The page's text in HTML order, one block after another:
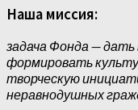
Наша миссия:
задача Фонда —
формировать
творческую
неравнодушных